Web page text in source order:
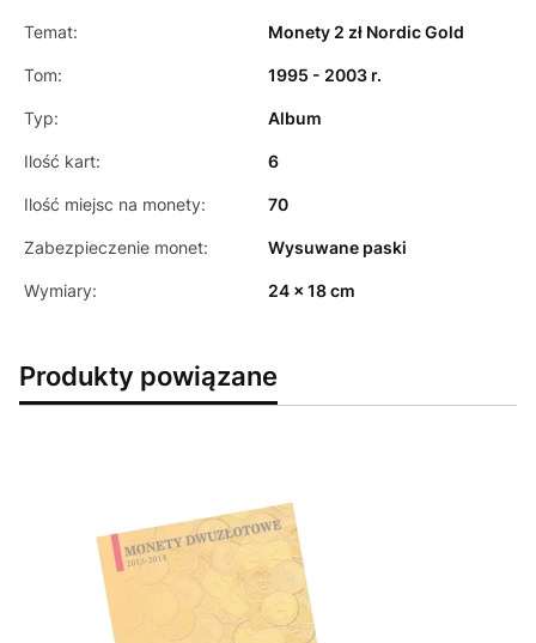
Temat: Monety 2 zł Nordic Gold
Tom: 1995 - 2003 r.
Typ: Album
Ilość kart: 6
Ilość miejsc na monety: 70
Zabezpieczenie monet: Wysuwane paski
Wymiary: 24 x 18 cm
Produkty powiązane